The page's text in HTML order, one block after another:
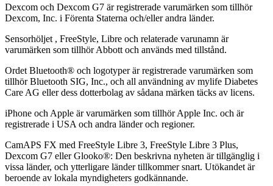
Dexcom och Dexcom G7 är registrerade varumärken som tillhör
Dexcom, Inc. i Förenta Staterna och/eller andra länder.
Sensorhöljet , FreeStyle, Libre och relaterade varunamn är
varumärken som tillhör Abbott och används med tillstånd.
Ordet Bluetooth® och logotyper är registrerade varumärken som
tillhör Bluetooth SIG, Inc., och all användning av mylife Diabetes
Care AG eller dess dotterbolag av sådana märken täcks av licens.
iPhone och Apple är varumärken som tillhör Apple Inc. och är
registrerade i USA och andra länder och regioner.
CamAPS FX med FreeStyle Libre 3, FreeStyle Libre 3 Plus,
Dexcom G7 eller Glooko®: Den beskrivna nyheten är tillgänglig i
vissa länder, och ytterligare länder tillkommer snart. Utökandet är
beroende av lokala myndigheters godkännande.